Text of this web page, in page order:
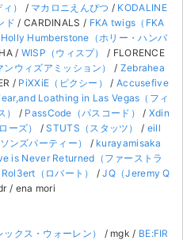
）
/ マカロニえんぴつ / KODALINE
ド / CARDINALS / FKA twigs（FKA
Holly Humberstone（ホリー・ハンバ
/ WISP（ウィスプ）
/ FLORENCE
ウィズアミッション） / Zebrahea
/ PiXXiE（ピクシー） / Accusefive
Loathing in Las Vegas（フィ
/ PassCode（パスコード） / Xdin
ーズ）
/STUTS（スタッツ） / eill
ンズパーティー） / kurayamisaka
is Never Returned（ファーストラ
Rol3ert（ロバート） /JQ（Jeremy Q
/ ena mori
クス・ウォーレン） / mgk / BE:FIR